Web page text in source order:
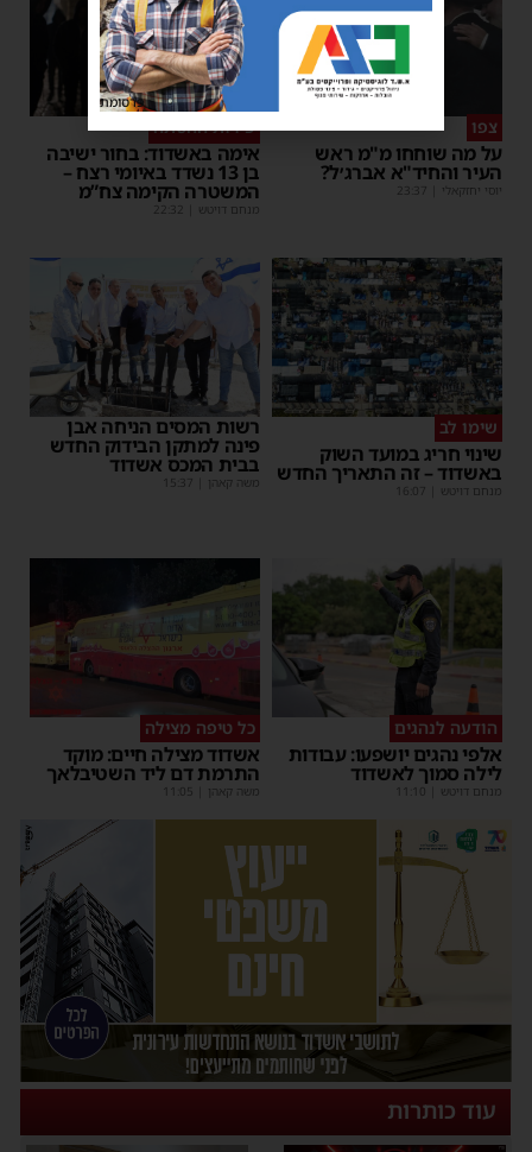
צפו
על מה שוחחו מ"מ ראש
העיר והחיד"א אברג׳ל?
יוסי יחזקאלי 23:37
פירות ההסתה
אימה באשדוד: בחור ישיבה
בן 13 נשדד באיומי רצח –
המשטרה הקימה צח”מ
מנחם דויטש 22:32
שימו לב
שינוי חריג במועד השוק
באשדוד – זה התאריך החדש
מנחם דויטש 16:07
רשות המסים הניחה אבן
פינה למתקן הבידוק החדש
בבית המכס אשדוד
משה קאהן 15:37
הודעה לנהגים
אלפי נהגים יושפעו: עבודות
לילה סמוך לאשדוד
מנחם דויטש 11:10
כל טיפה מצילה
אשדוד מצילה חיים: מוקד
התרמת דם ליד השטיבלאך
משה קאהן 11:05
עוד כותרות
פרסומת